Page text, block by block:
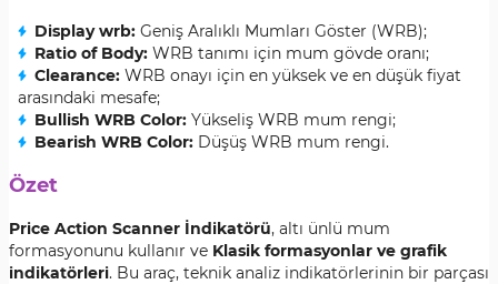
Display wrb: Geniş Aralıklı Mumları Göster (WRB);
Ratio of Body: WRB tanımı için mum gövde oranı;
Clearance: WRB onayı için en yüksek ve en düşük fiyat
arasındaki mesafe;
Bullish WRB Color: Yükseliş WRB mum rengi;
Bearish WRB Color: Düşüş WRB mum rengi.
Özet
Price Action Scanner İndikatörü, altı ünlü mum
formasyonunu kullanır ve Klasik formasyonlar ve grafik
indikatörleri. Bu araç, teknik analiz indikatörlerinin bir parçası